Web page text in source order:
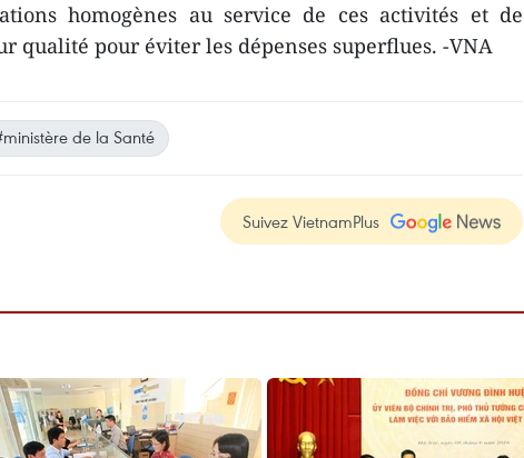
homogènes au service de ces activités et de
qualité pour éviter les dépenses superflues. -VNA
de la Santé
Suivez VietnamPlus